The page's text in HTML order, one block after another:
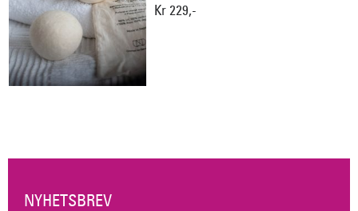
Kr 229,-
NYHETSBREV